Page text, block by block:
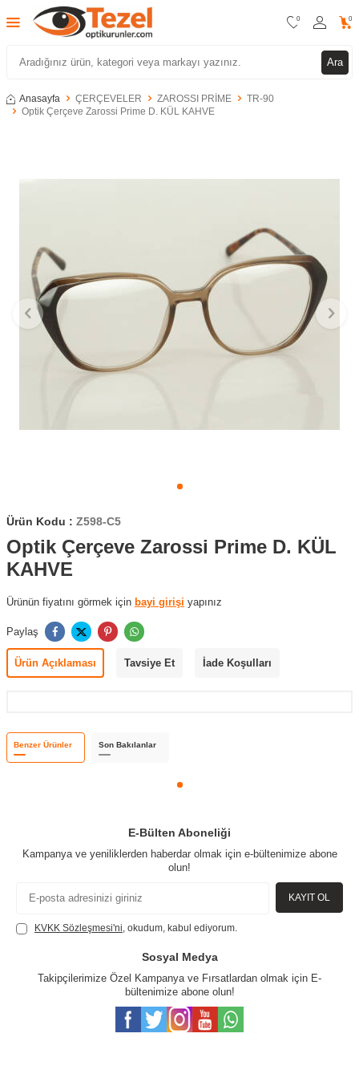
Ara
0 0
Anasayfa ÇERÇEVELER ZAROSSI PRİME
TR-90
Optik Çerçeve Zarossi Prime D. KÜL KAHVE
Ürün Kodu : Z598-C5
Optik Çerçeve Zarossi Prime D. KÜL
KAHVE
Ürünün fiyatını görmek için bayi girişi yapınız
Paylaş
Ürün Açıklaması Tavsiye Et İade Koşulları
Benzer Ürünler Son Bakılanlar
E-Bülten Aboneliği
Kampanya ve yeniliklerden haberdar olmak için e-bültenimize abone
olun!
KAYIT OL
KVKK Sözleşmesi'ni , okudum, kabul ediyorum.
Sosyal Medya
Takipçilerimize Özel Kampanya ve Fırsatlardan olmak için E-
bültenimize abone olun!